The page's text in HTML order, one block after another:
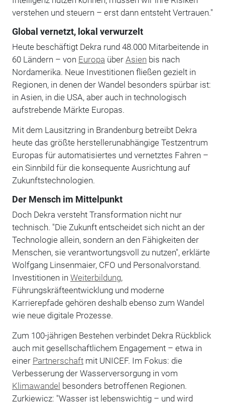
verstehen und steuern – erst dann entsteht Vertrauen."
Global vernetzt, lokal verwurzelt
Heute beschäftigt Dekra rund 48.000 Mitarbeitende in
60 Ländern – von Europa über Asien bis nach
Nordamerika. Neue Investitionen fließen gezielt in
Regionen, in denen der Wandel besonders spürbar ist:
in Asien, in die USA, aber auch in technologisch
aufstrebende Märkte Europas.
Mit dem Lausitzring in Brandenburg betreibt Dekra
heute das größte herstellerunabhängige Testzentrum
Europas für automatisiertes und vernetztes Fahren –
ein Sinnbild für die konsequente Ausrichtung auf
Zukunftstechnologien.
Der Mensch im Mittelpunkt
Doch Dekra versteht Transformation nicht nur
technisch. "Die Zukunft entscheidet sich nicht an der
Technologie allein, sondern an den Fähigkeiten der
Menschen, sie verantwortungsvoll zu nutzen", erklärte
Wolfgang Linsenmaier, CFO und Personalvorstand.
Investitionen in Weiterbildung,
Führungskräfteentwicklung und moderne
Karrierepfade gehören deshalb ebenso zum Wandel
wie neue digitale Prozesse.
Zum 100-jährigen Bestehen verbindet Dekra Rückblick
auch mit gesellschaftlichem Engagement – etwa in
einer Partnerschaftmit UNICEF. Im Fokus: die
Verbesserung der Wasserversorgung in vom
Klimawandel besonders betroffenen Regionen.
Zurkiewicz: "Wasser ist lebenswichtig – und wird